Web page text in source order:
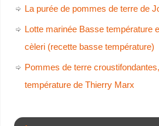
La purée de pommes de terre de
Lotte marinée Basse température
cèleri (recette basse température)
Pommes de terre
température de Thierry Marx